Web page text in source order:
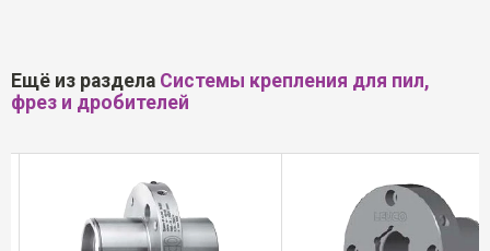
Ещё из раздела Системы крепления для пил,
фрез и дробителей